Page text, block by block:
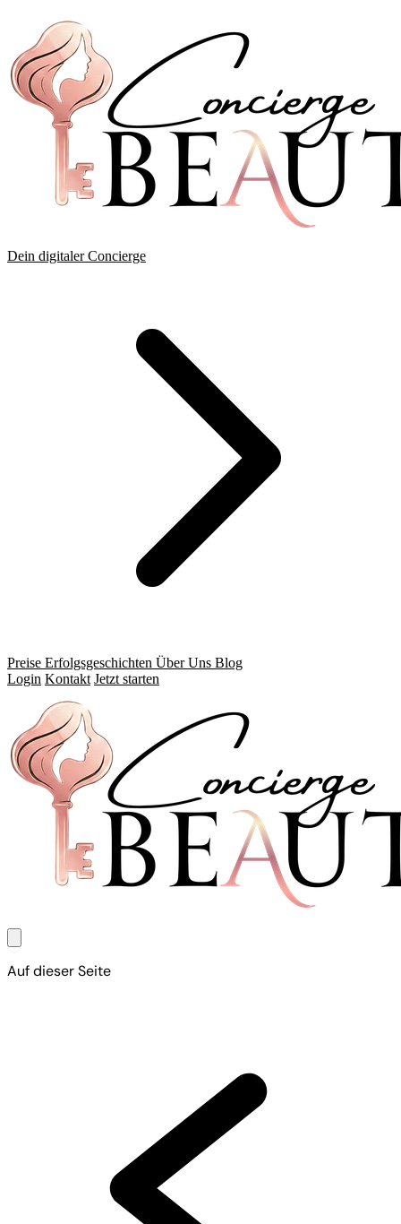
Dein digitaler Concierge
Preise Erfolgsgeschichten Über Uns Blog
Login Kontakt Jetzt starten
Auf dieser Seite